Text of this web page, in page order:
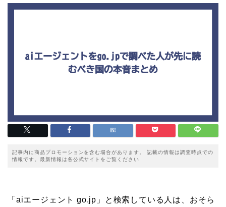
記事内に商品プロモーションを含む場合があります。 記載の情報は調査時点での
情報です。最新情報は各公式サイトをご覧ください
「aiエージェント go.jp」と検索している人は、おそら